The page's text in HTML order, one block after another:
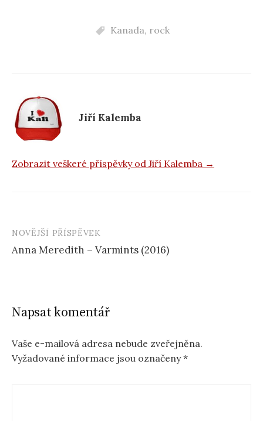
o
k
Kanada, rock
Jiří Kalemba
Zobrazit veškeré příspěvky od Jiří Kalemba →
Navigace
příspěvku
NOVĚJŠÍ PŘÍSPĚVEK
Anna Meredith – Varmints (2016)
Napsat komentář
Vaše e-mailová adresa nebude zveřejněna.
Vyžadované informace jsou označeny*